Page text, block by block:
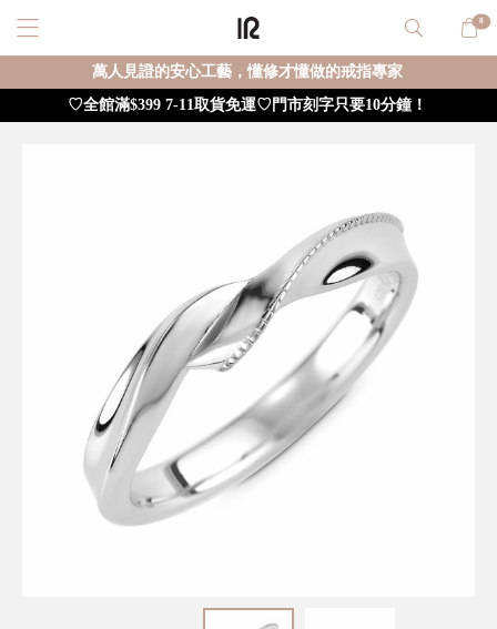
0
萬人見證的安心工藝，懂修才懂做的戒指專家
♡全館滿$399 7-11取貨免運♡門市刻字只要10分鐘！